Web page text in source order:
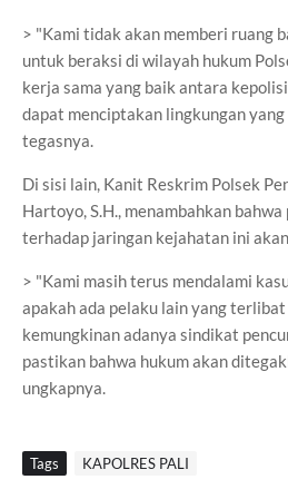
> "Kami tidak akan memberi ruang
untuk beraksi di wilayah hukum
kerja sama yang baik antara
dapat menciptakan lingkungan yang
tegasnya.
Di sisi lain, Kanit Reskrim Polsek
Hartoyo, S.H., menambahkan
terhadap jaringan kejahatan ini
> "Kami masih terus mendalami
apakah ada pelaku lain yang
kemungkinan adanya sindikat
pastikan bahwa hukum akan
ungkapnya.
Tags KAPOLRES PALI